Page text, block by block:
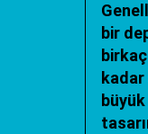
bir